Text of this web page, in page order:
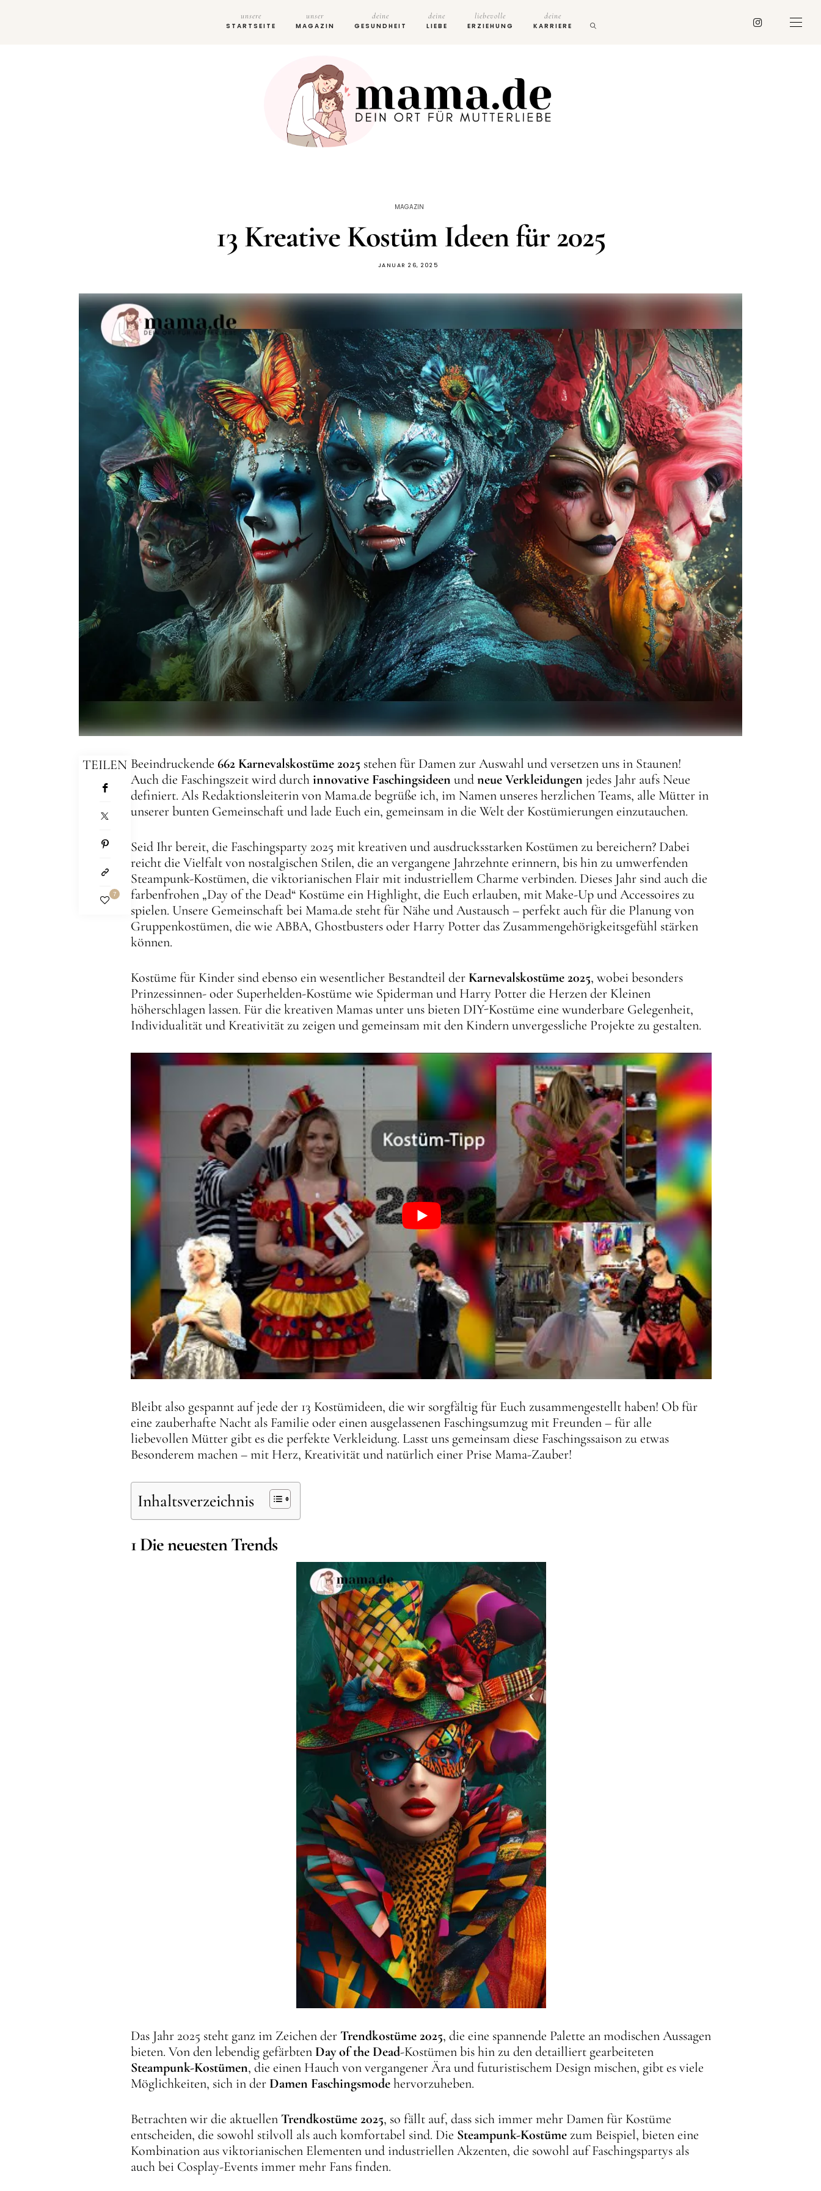
unsere
STARTSEITE
unser
MAGAZIN
deine
GESUNDHEIT
deine
LIEBE
liebevolle
ERZIEHUNG
deine
KARRIERE
MAGAZIN
13 Kreative Kostüm Ideen für 2025
JANUAR 26, 2025
TEILEN
7
Beeindruckende662 Karnevalskostüme 2025 stehen für Damen zur Auswahl und versetzen uns in Staunen!
Auch die Faschingszeit wird durchinnovative Faschingsideen undneue Verkleidungen jedes Jahr aufs Neue
definiert. Als Redaktionsleiterin von Mama.de begrüße ich, im Namen unseres herzlichen Teams, alle Mütter in
unserer bunten Gemeinschaft und lade Euch ein, gemeinsam in die Welt der Kostümierungen einzutauchen.
Seid Ihr bereit, die Faschingsparty 2025 mit kreativen und ausdrucksstarken Kostümen zu bereichern? Dabei
reicht die Vielfalt von nostalgischen Stilen, die an vergangene Jahrzehnte erinnern, bis hin zu umwerfenden
Steampunk-Kostümen, die viktorianischen Flair mit industriellem Charme verbinden. Dieses Jahr sind auch die
farbenfrohen „Day of the Dead“ Kostüme ein Highlight, die Euch erlauben, mit Make-Up und Accessoires zu
spielen. Unsere Gemeinschaft bei Mama.de steht für Nähe und Austausch – perfekt auch für die Planung von
Gruppenkostümen, die wie ABBA, Ghostbusters oder Harry Potter das Zusammengehörigkeitsgefühl stärken
können.
Kostüme für Kinder sind ebenso ein wesentlicher Bestandteil derKarnevalskostüme 2025, wobei besonders
Prinzessinnen- oder Superhelden-Kostüme wie Spiderman und Harry Potter die Herzen der Kleinen
höherschlagen lassen. Für die kreativen Mamas unter uns bieten DIY-Kostüme eine wunderbare Gelegenheit,
Individualität und Kreativität zu zeigen und gemeinsam mit den Kindern unvergessliche Projekte zu gestalten.
Bleibt also gespannt auf jede der 13 Kostümideen, die wir sorgfältig für Euch zusammengestellt haben! Ob für
eine zauberhafte Nacht als Familie oder einen ausgelassenen Faschingsumzug mit Freunden – für alle
liebevollen Mütter gibt es die perfekte Verkleidung. Lasst uns gemeinsam diese Faschingssaison zu etwas
Besonderem machen – mit Herz, Kreativität und natürlich einer Prise Mama-Zauber!
Inhaltsverzeichnis
1 Die neuesten Trends
Das Jahr 2025 steht ganz im Zeichen der Trendkostüme 2025, die eine spannende Palette an modischen Aussagen
bieten. Von den lebendig gefärbtenDay of the Dead-Kostümen bis hin zu den detailliert gearbeiteten
Steampunk-Kostümen, die einen Hauch von vergangener Ära und futuristischem Design mischen, gibt es viele
Möglichkeiten, sich in derDamen Faschingsmodehervorzuheben.
Betrachten wir die aktuellen Trendkostüme 2025, so fällt auf, dass sich immer mehr Damen für Kostüme
entscheiden, die sowohl stilvoll als auch komfortabel sind. Die Steampunk-Kostüme zum Beispiel, bieten eine
Kombination aus viktorianischen Elementen und industriellen Akzenten, die sowohl auf Faschingspartys als
auch bei Cosplay-Events immer mehr Fans finden.